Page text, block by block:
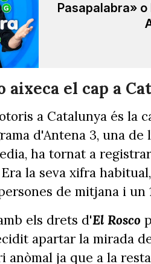
Pasapalabra»
aixeca el cap a
a Catalunya és la
d'Antena 3, una
ha tornat a
la seva xifra
de mitjana i un
els drets d'El Rosco
apartar la mirada
anòmal ja que a la